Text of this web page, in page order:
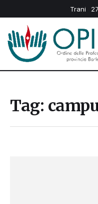
Trani 27
Tag: